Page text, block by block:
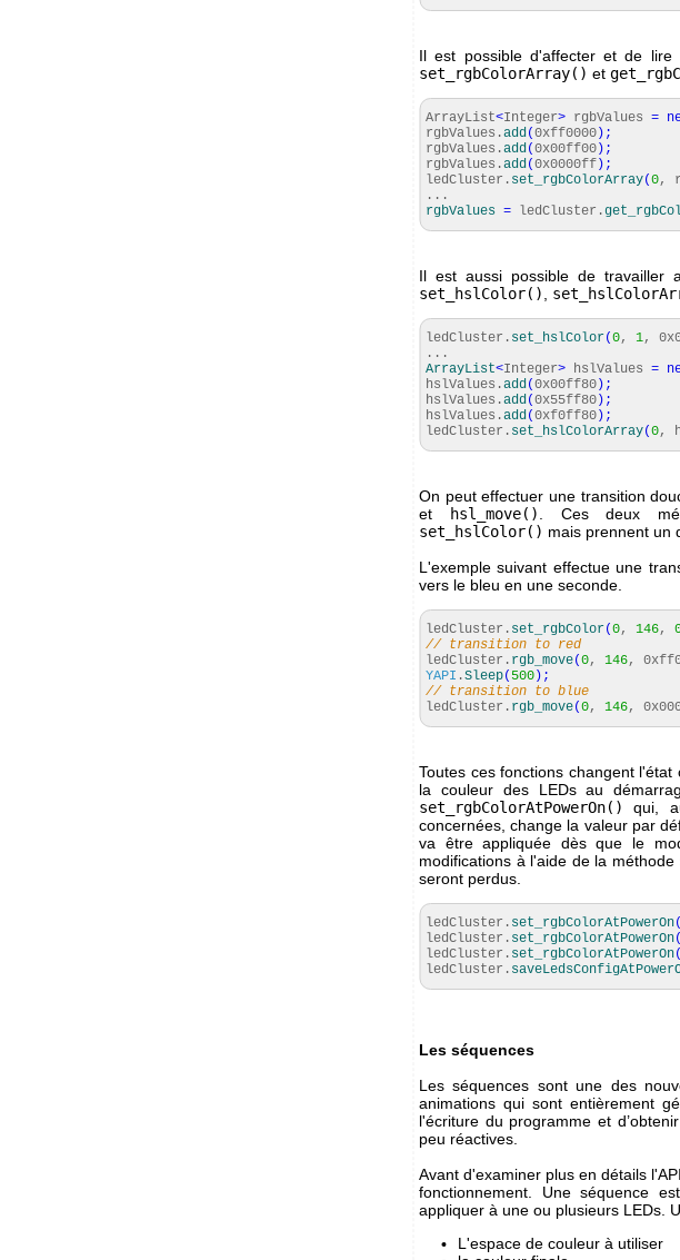
Il est possible d'affecter et de
set_rgbColorArray() et
ArrayList<Integer> rgbValues =
rgbValues.add(0xff0000 ) ;
rgbValues.add(0x00ff00 ) ;
rgbValues.add(0x0000ff ) ;
ledCluster. set_rgbColorArray(0,
...
rgbValues = ledCluster.
Il est aussi possible de travailler
set_hslColor()
ledCluster. set_hslColor(0, 1,
...
ArrayList<Integer> hslValues =
hslValues.add(0x00ff80 ) ;
hslValues.add(0x55ff80 ) ;
hslValues.add(0xf0ff80 ) ;
ledCluster. set_hslColorArray(0,
On peut effectuer une transition
et
hsl_move() . Ces deux
set_hslColor() mais prennent un
L'exemple suivant effectue une
vers le bleu en une seconde.
ledCluster. set_rgbColor(0, 146,
// transition to red
ledCluster. rgb_move(0, 146,
YAPI .Sleep( 500 ) ;
// transition to blue
ledCluster. rgb_move(0, 146,
Toutes ces fonctions changent
la couleur des LEDs au
set_rgbColorAtPowerOn()
qui,
concernées, change la valeur par
va être appliquée dès que le
modifications à l'aide de la méthode
seront perdus.
ledCluster. set_rgbColorAtPowerOn(
ledCluster. set_rgbColorAtPowerOn(
ledCluster. set_rgbColorAtPowerOn(
ledCluster.
Les séquences
Les séquences sont une des
animations qui sont entièrement
l'écriture du programme et
peu réactives.
Avant d'examiner plus en détails
fonctionnement. Une séquence
appliquer à une ou plusieurs LEDs.
L'espace de couleur à utiliser